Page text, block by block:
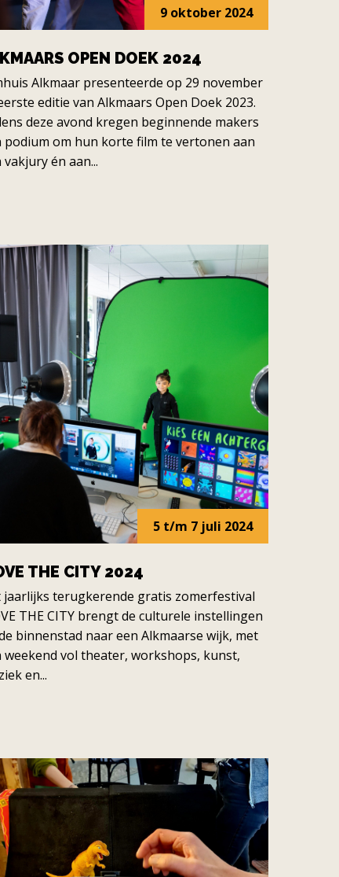
9 oktober 2024
OPEN DOEK 2024
Alkmaar presenteerde op 29 november
editie van Alkmaars Open Doek 2023.
deze avond kregen beginnende makers
podium om hun korte film te vertonen aan
vakjury én aan...
5 t/m 7 juli 2024
THE CITY 2024
jaarlijks terugkerende gratis zomerfestival
THE CITY brengt de culturele instellingen
binnenstad naar een Alkmaarse wijk, met
weekend vol theater, workshops, kunst,
en...